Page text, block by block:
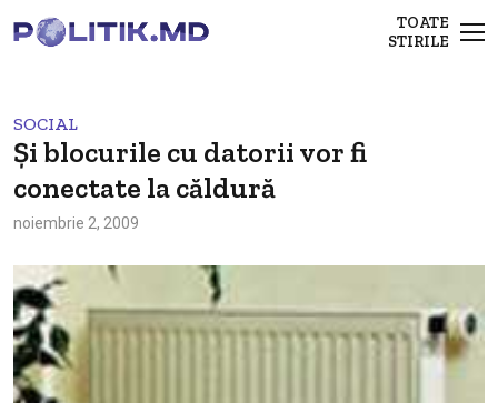
TOATE
STIRILE
SOCIAL
Şi blocurile cu datorii vor fi
conectate la căldură
noiembrie 2, 2009